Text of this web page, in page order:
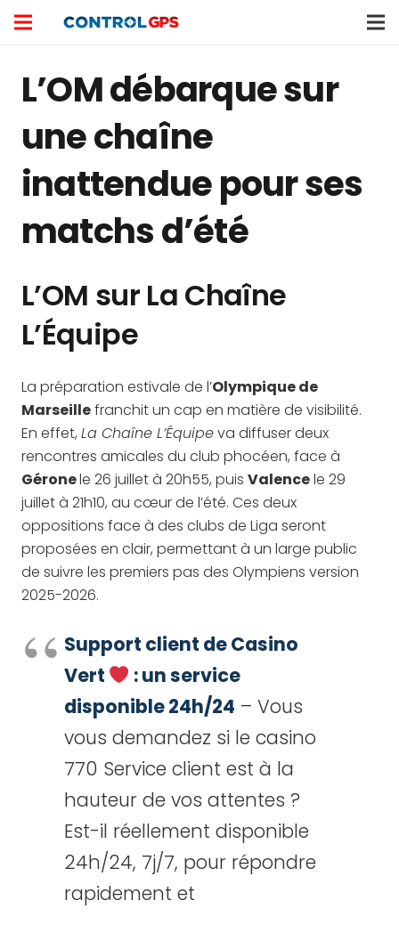
L’OM débarque sur
une chaîne
inattendue pour ses
matchs d’été
L’OM sur La Chaîne
L’Équipe
La préparation estivale de l’Olympique de
Marseillefranchit un cap en matière de visibilité.
En effet, La Chaîne L’Équipeva diffuser deux
rencontres amicales du club phocéen, face à
Géronele 26 juillet à 20h55, puis Valencele 29
juillet à 21h10, au cœur de l’été. Ces deux
oppositions face à des clubs de Liga seront
proposées en clair, permettant à un large public
de suivre les premiers pas des Olympiens version
2025-2026.
Support client de Casino
Vert
: un service
disponible 24h/24 – Vous
vous demandez si le casino
770 Service client est à la
hauteur de vos attentes ?
Est-il réellement disponible
24h/24, 7j/7, pour répondre
rapidement et